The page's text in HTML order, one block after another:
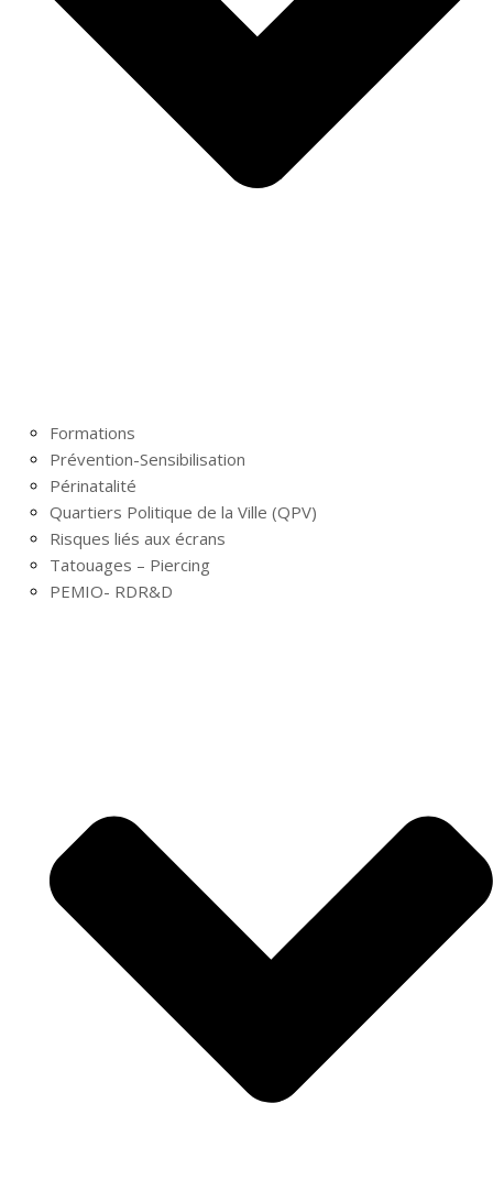
Formations
Prévention-Sensibilisation
Périnatalité
Quartiers Politique de la Ville (QPV)
Risques liés aux écrans
Tatouages – Piercing
PEMIO- RDR&D